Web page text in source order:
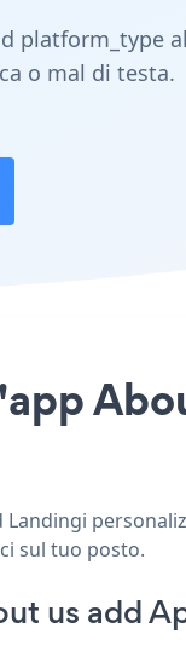
platform_type
o mal di testa.
Landingi
sul tuo posto.
us add